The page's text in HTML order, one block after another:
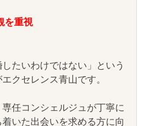
を重視
したいわけではない」という
クセレンス青山です。
任コンシェルジュが丁寧に
いた出会いを求める方に向